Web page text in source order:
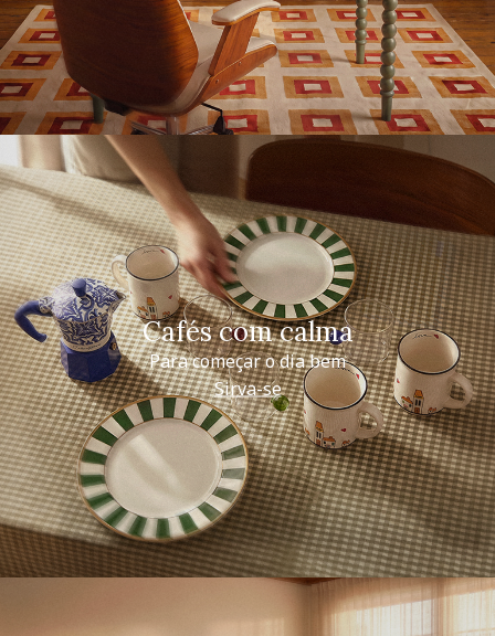
Cafés com calma
Para começar o dia bem
Sirva-se